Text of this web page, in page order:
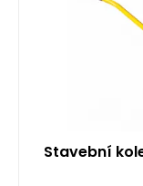
Stavební